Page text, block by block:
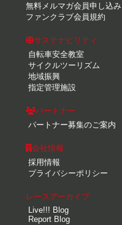
無料メルマガ会員申し込み
ファンクラブ会員規約
サステナビリティ
自転車安全教室
サイクルツーリズム
地域振興
指定管理施設
パートナー
パートナー募集のご案内
会社情報
採用情報
プライバシーポリシー
レースアーカイブ
Live!!! Blog
Report Blog